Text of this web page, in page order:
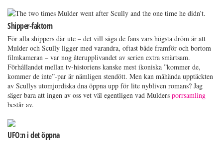
Shipper-faktorn
För alla shippers där ute – det vill säga de fans vars högsta dröm är att
Mulder och Scully ligger med varandra, oftast både framför och bortom
filmkameran – var nog återupplivandet av serien extra smärtsam.
Förhållandet mellan tv-historiens kanske mest ikoniska ”kommer de,
kommer de inte”-par är nämligen stendött. Men kan måhända upptäckten
av Scullys utomjordiska dna öppna upp för lite nybliven romans? Jag
säger bara att ingen av oss vet väl egentligen vad Mulders porrsamling
består av.
UFO:n i det öppna